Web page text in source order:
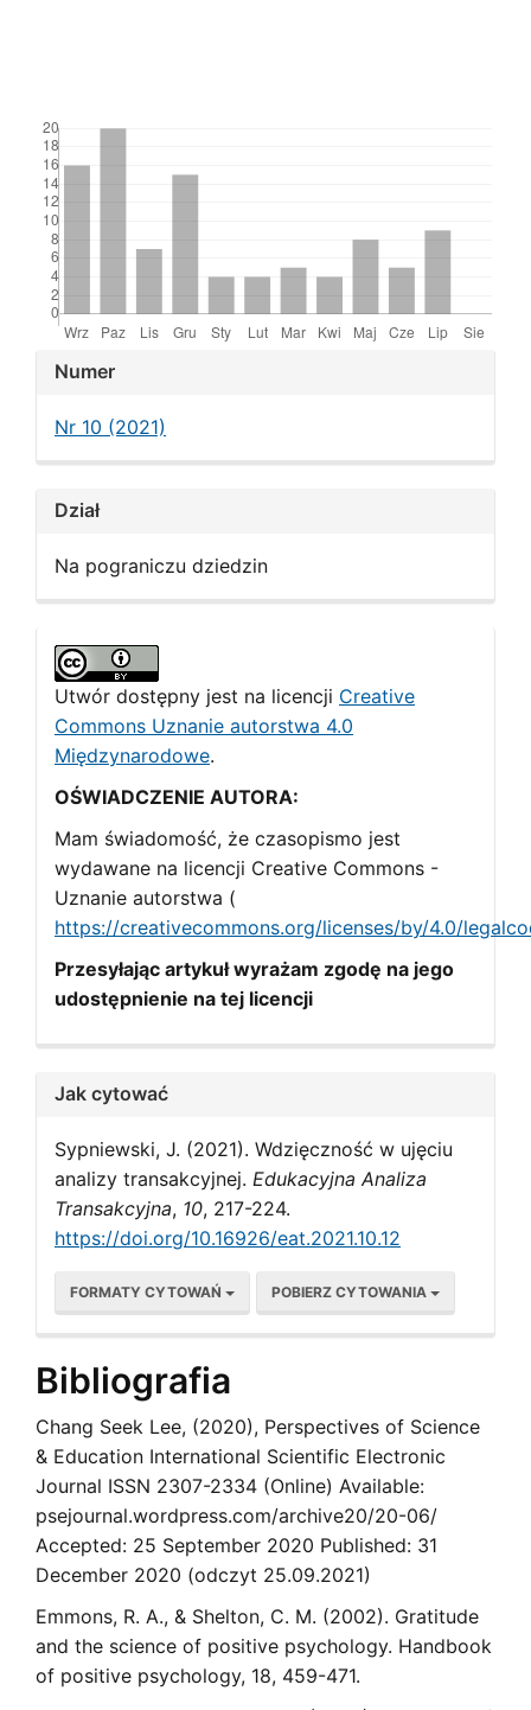
Article
Numer
Nr 10 (2021)
Dział
Na pograniczu dziedzin
Utwór dostępny jest na licencji Creative
Commons Uznanie autorstwa 4.0
Międzynarodowe.
OŚWIADCZENIE AUTORA:
Mam świadomość, że czasopismo jest
wydawane na licencji Creative Commons -
Uznanie autorstwa (
https://creativecommons.org/licenses/by/4.0/
Przesyłając artykuł wyrażam zgodę na jego
udostępnienie na tej licencji
Jak cytować
Sypniewski, J. (2021). Wdzięczność w ujęciu
analizy transakcyjnej. Edukacyjna Analiza
Transakcyjna, 10, 217-224.
https://doi.org/10.16926/eat.2021.10.12
FORMATY CYTOWAŃ POBIERZ CYTOWANIA
Bibliografia
Chang Seek Lee, (2020), Perspectives of Science
& Education International Scientific Electronic
Journal ISSN 2307-2334 (Online) Available:
psejournal.wordpress.com/archive20/20-06/
Accepted: 25 September 2020 Published: 31
December 2020 (odczyt 25.09.2021)
Emmons, R. A., & Shelton, C. M. (2002). Gratitude
and the science of positive psychology. Handbook
of positive psychology, 18, 459-471.